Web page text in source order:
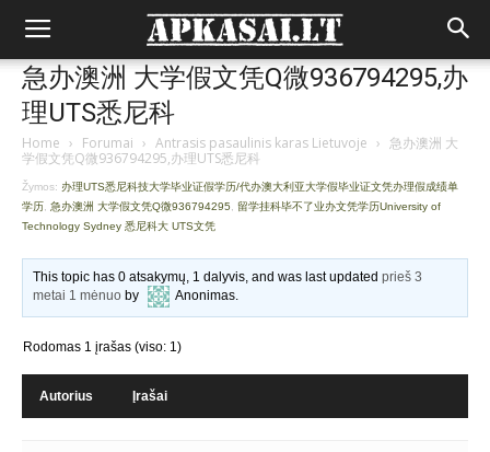
急办澳洲 大学假文凭Q微936794295,办
理UTS悉尼科
Home › Forumai › Antrasis pasaulinis karas Lietuvoje › 急办澳洲 大
学假文凭Q微936794295,办理UTS悉尼科
Žymos: 办理UTS悉尼科技大学毕业证假学历/代办澳大利亚大学假毕业证文凭办理假成绩单
学历 急办澳洲 大学假文凭Q微936794295
留学挂科毕不了业办文凭学历University of
Technology Sydney 悉尼科大 UTS文凭
This topic has 0 atsakymų, 1 dalyvis, and was last updatedprieš 3
metai 1 mėnuo by Anonimas.
Rodomas 1 įrašas (viso: 1)
Autorius Įrašai